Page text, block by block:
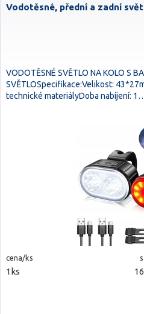
Vodotěsné, přední a zadní
VODOTĚSNÉ SVĚTLO NA KOLO S
SVĚTLOSpecifikace:Velikost:
technické materiályDoba nabíjení:
cena/ks
1ks